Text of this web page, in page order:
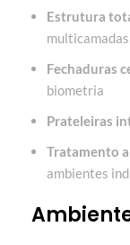
Estrutura
Fechaduras
biometria
Prateleiras
Tratamento
ambientes